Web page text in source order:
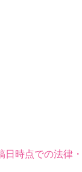
時点での法律